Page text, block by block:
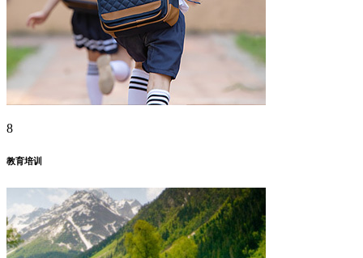
8
教育培训